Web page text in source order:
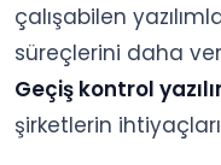
çalışabilen
süreçlerini daha
Geçiş kontrol
şirketlerin